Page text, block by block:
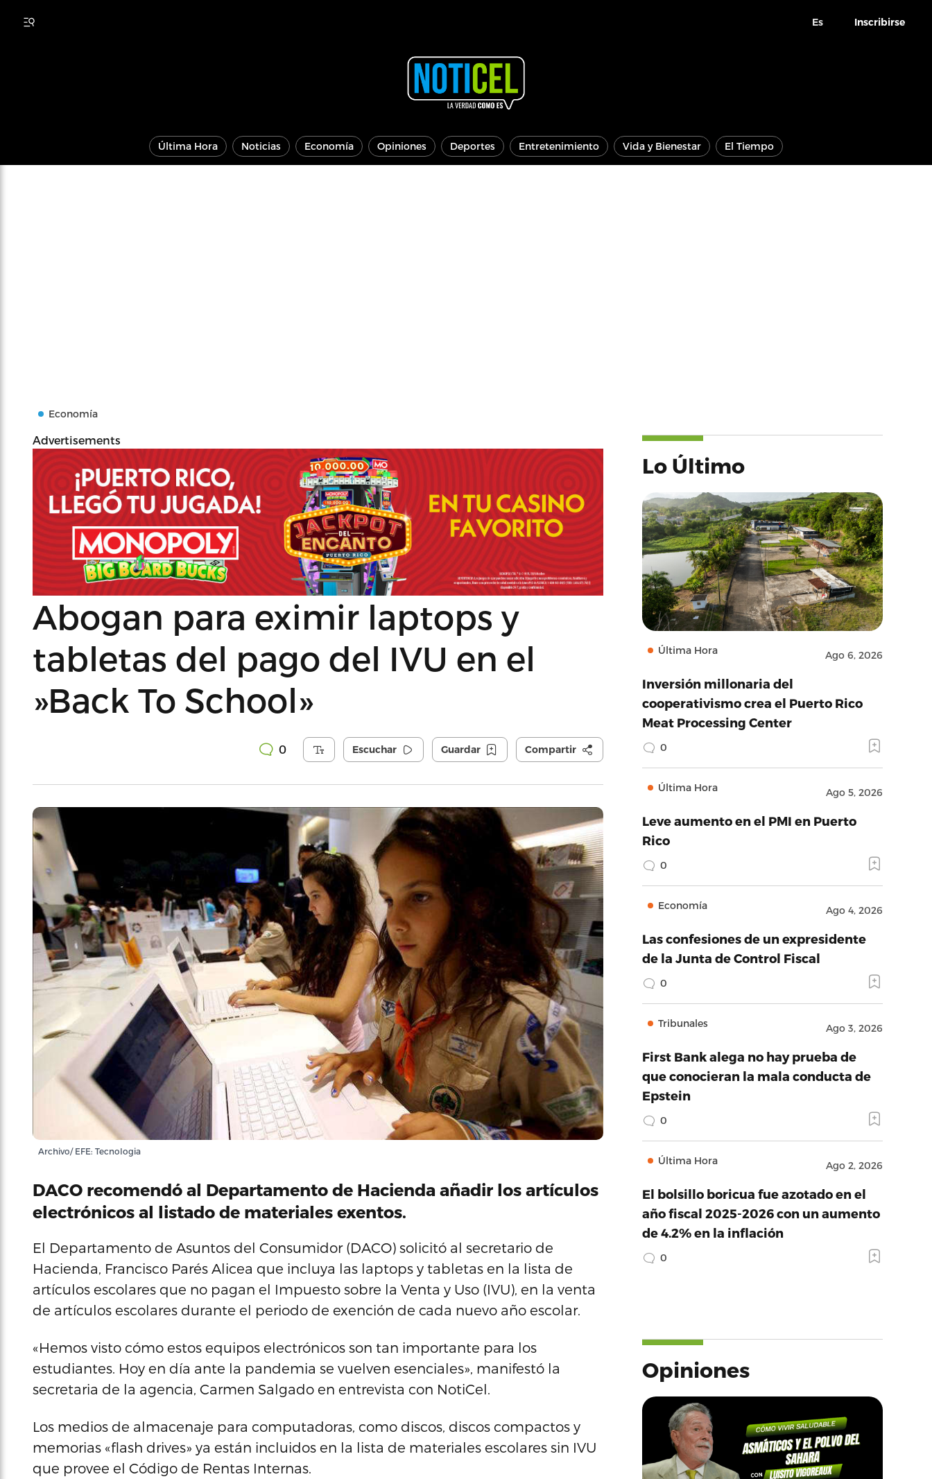
Es Inscribirse
Última Hora Noticias Economía Opiniones Deportes Entretenimiento Vida y Bienestar El Tiempo
Economía
Advertisements
Abogan para eximir laptops y
tabletas del pago del IVU en el
»Back To School»
0 Escuchar Guardar Compartir
Archivo/ EFE: Tecnologia
DACO recomendó al Departamento de Hacienda añadir los artículos
electrónicos al listado de materiales exentos.
El Departamento de Asuntos del Consumidor (DACO) solicitó al secretario de
Hacienda, Francisco Parés Alicea que incluya las laptops y tabletas en la lista de
artículos escolares que no pagan el Impuesto sobre la Venta y Uso (IVU), en la venta
de artículos escolares durante el periodo de exención de cada nuevo año escolar.
«Hemos visto cómo estos equipos electrónicos son tan importante para los
estudiantes. Hoy en día ante la pandemia se vuelven esenciales», manifestó la
secretaria de la agencia, Carmen Salgado en entrevista con NotiCel.
Los medios de almacenaje para computadoras, como discos, discos compactos y
memorias «flash drives» ya están incluidos en la lista de materiales escolares sin IVU
que provee el Código de Rentas Internas.
Lo Último
Última Hora Ago 6, 2026
Inversión millonaria del
cooperativismo crea el Puerto Rico
Meat Processing Center
0
Última Hora Ago 5, 2026
Leve aumento en el PMI en Puerto
Rico
0
Economía Ago 4, 2026
Las confesiones de un expresidente
de la Junta de Control Fiscal
0
Tribunales Ago 3, 2026
First Bank alega no hay prueba de
que conocieran la mala conducta de
Epstein
0
Última Hora Ago 2, 2026
El bolsillo boricua fue azotado en el
año fiscal 2025-2026 con un aumento
de 4.2% en la inflación
0
Opiniones